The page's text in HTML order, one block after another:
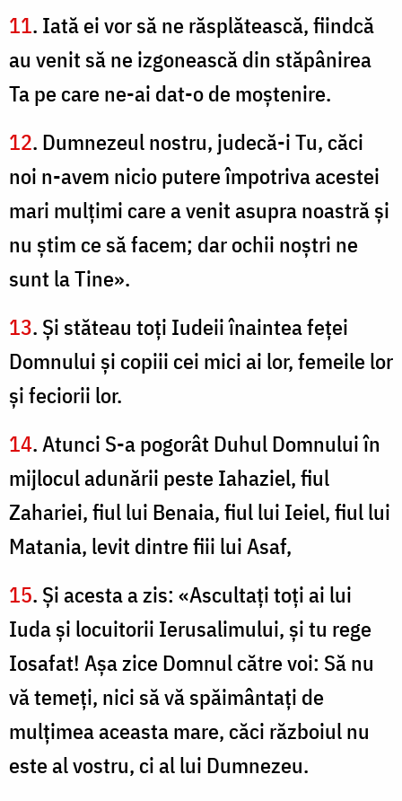
11. Iată ei vor să ne răsplătească, fiindcă
au venit să ne izgonească din stăpânirea
Ta pe care ne-ai dat-o de moştenire.
12. Dumnezeul nostru, judecă-i Tu, căci
noi n-avem nicio putere împotriva acestei
mari mulţimi care a venit asupra noastră şi
nu ştim ce să facem; dar ochii noştri ne
sunt la Tine».
13. Şi stăteau toţi Iudeii înaintea feţei
Domnului şi copiii cei mici ai lor, femeile lor
şi feciorii lor.
14. Atunci S-a pogorât Duhul Domnului în
mijlocul adunării peste Iahaziel, fiul
Zahariei, fiul lui Benaia, fiul lui Ieiel, fiul lui
Matania, levit dintre fiii lui Asaf,
15. Şi acesta a zis: «Ascultaţi toţi ai lui
Iuda şi locuitorii Ierusalimului, şi tu rege
Iosafat! Aşa zice Domnul către voi: Să nu
vă temeţi, nici să vă spăimântaţi de
mulţimea aceasta mare, căci războiul nu
este al vostru, ci al lui Dumnezeu.